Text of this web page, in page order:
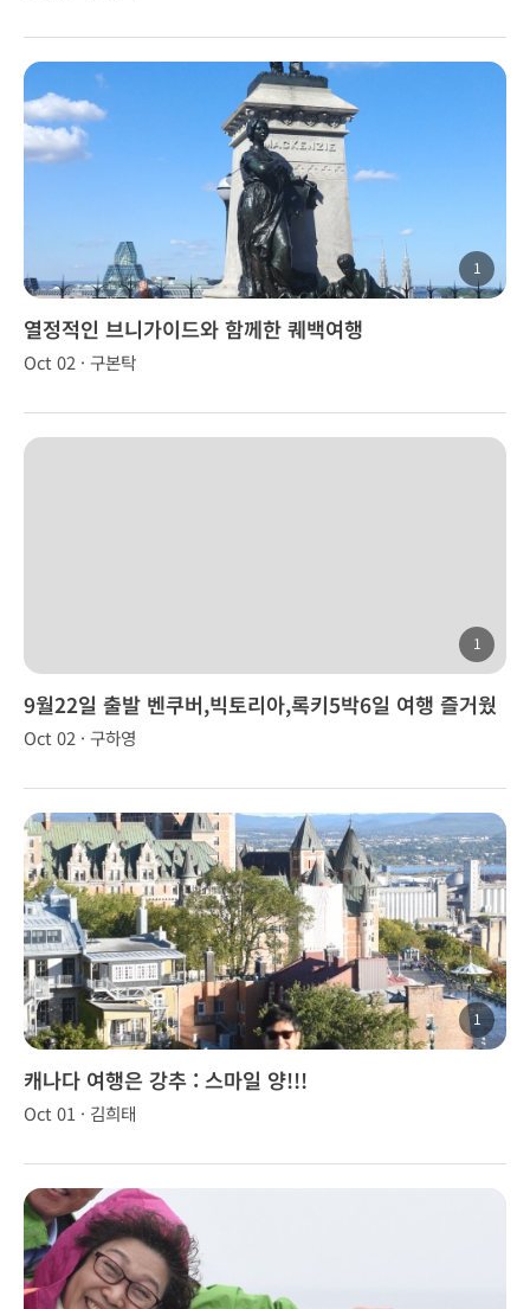
1
열정적인 브니가이드와 함께한 퀘백여행
Oct 02 · 구본탁
1
9월22일 출발 벤쿠버,빅토리아,록키5박6일 여행 즐거웠
습니다!
Oct 02 · 구하영
1
캐나다 여행은 강추 : 스마일 양!!!
Oct 01 · 김희태